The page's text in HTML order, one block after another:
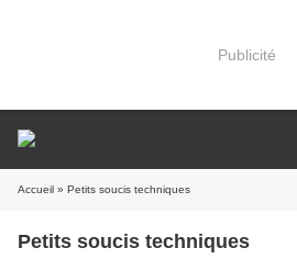
Publicité
Accueil » Petits soucis techniques
Petits soucis techniques